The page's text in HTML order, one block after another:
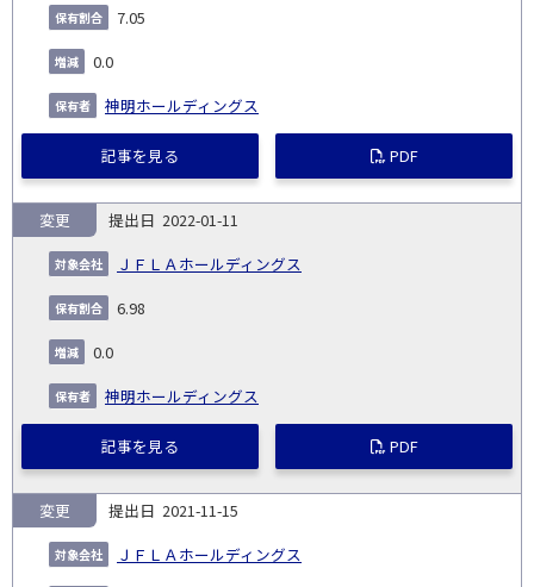
7.05
0.0
神明ホールディングス
記事を見る PDF
2022-01-11
ＪＦＬＡホールディングス
変更
6.98
0.0
神明ホールディングス
記事を見る PDF
2021-11-15
ＪＦＬＡホールディングス
変更